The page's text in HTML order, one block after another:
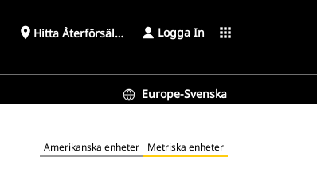
place Hitta Återförsäljare Logga In apps
Europe-Svenska
Amerikanska enheter Metriska enheter